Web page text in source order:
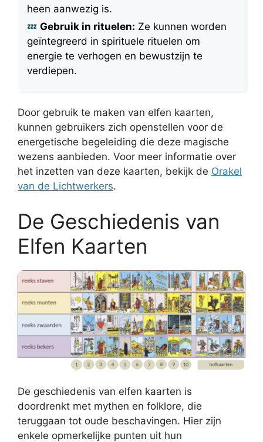
heen aanwezig is.
Gebruik in rituelen: Ze kunnen worden
geïntegreerd in spirituele rituelen om
energie te verhogen en bewustzijn te
verdiepen.
Door gebruik te maken van elfen kaarten,
kunnen gebruikers zich openstellen voor de
energetische begeleiding die deze magische
wezens aanbieden. Voor meer informatie over
het inzetten van deze kaarten, bekijk de Orakel
van de Lichtwerkers.
De Geschiedenis van
Elfen Kaarten
De geschiedenis van elfen kaarten is
doordrenkt met mythen en folklore, die
teruggaan tot oude beschavingen. Hier zijn
enkele opmerkelijke punten uit hun